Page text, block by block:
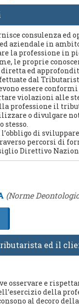
consulenza ed
aziendale in
la professione in
le proprie
diretta ed
dal
essere
violazioni alle
professione il
o divulgare
stesso.
di
percorsi di
Direttivo
(Norme
ed il
osservare e
della
al decoro